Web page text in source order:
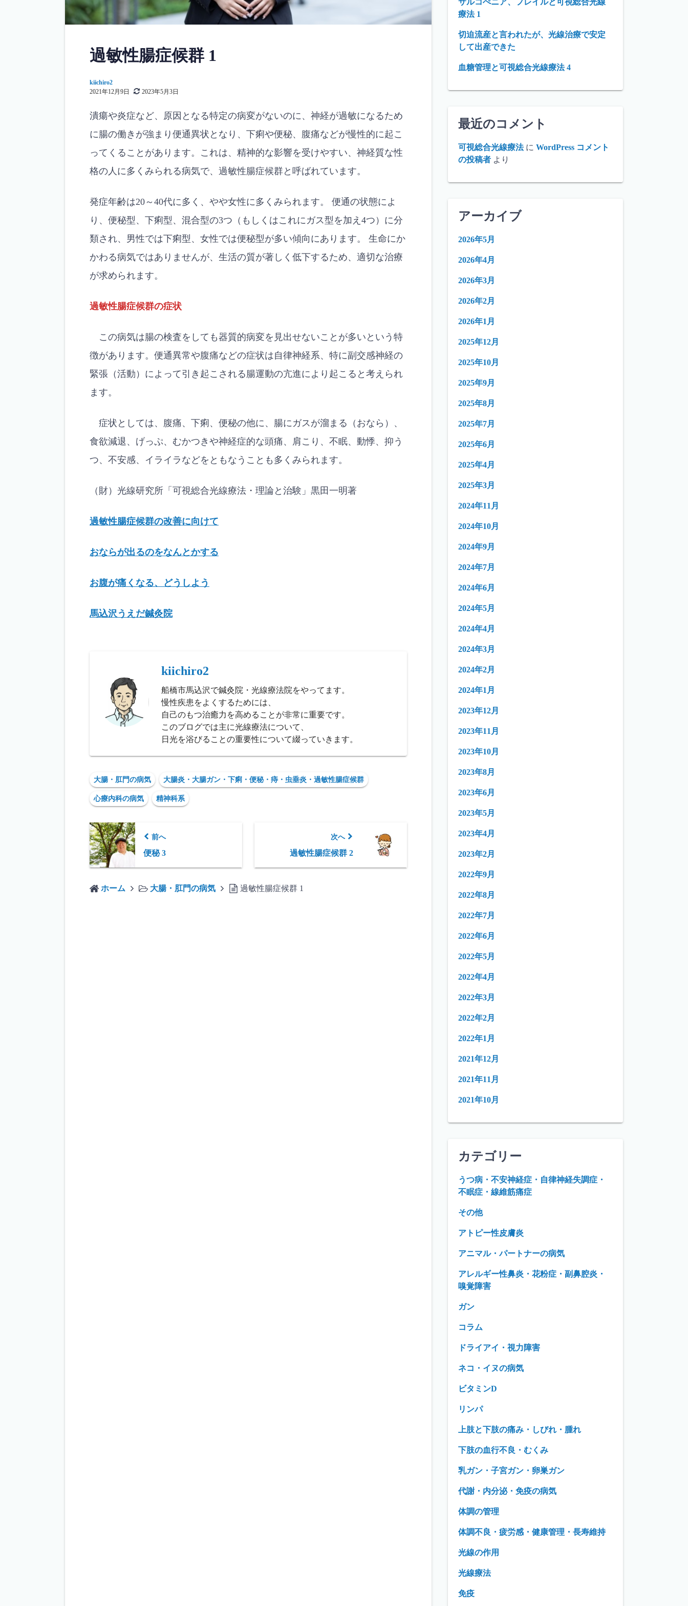
過敏性腸症候群 1
kiichiro2
2021年12月9日
2023年5月3日
潰瘍や炎症など、原因となる特定の病変がないのに、神経が過敏になるため
に腸の働きが強まり便通異状となり、下痢や便秘、腹痛などが慢性的に起こ
ってくることがあります。これは、精神的な影響を受けやすい、神経質な性
格の人に多くみられる病気で、過敏性腸症候群と呼ばれています。
発症年齢は20～40代に多く、やや女性に多くみられます。 便通の状態によ
り、便秘型、下痢型、混合型の3つ（もしくはこれにガス型を加え4つ）に分
類され、男性では下痢型、女性では便秘型が多い傾向にあります。 生命にか
かわる病気ではありませんが、生活の質が著しく低下するため、適切な治療
が求められます。
過敏性腸症候群の症状
この病気は腸の検査をしても器質的病変を見出せないことが多いという特
徴があります。便通異常や腹痛などの症状は自律神経系、特に副交感神経の
緊張（活動）によって引き起こされる腸運動の亢進により起こると考えられ
ます。
症状としては、腹痛、下痢、便秘の他に、腸にガスが溜まる（おなら）、
食欲減退、げっぷ、むかつきや神経症的な頭痛、肩こり、不眠、動悸、抑う
つ、不安感、イライラなどをともなうことも多くみられます。
（財）光線研究所「可視総合光線療法・理論と治験」黒田一明著
過敏性腸症候群の改善に向けて
おならが出るのをなんとかする
お腹が痛くなる、どうしよう
馬込沢うえだ鍼灸院
kiichiro2
船橋市馬込沢で鍼灸院・光線療法院をやってます。
慢性疾患をよくするためには、
自己のもつ治癒力を高めることが非常に重要です。
このブログでは主に光線療法について、
日光を浴びることの重要性について綴っていきます。
大腸・肛門の病気 大腸炎・大腸ガン・下痢・便秘・痔・虫垂炎・過敏性腸症候群
心療内科の病気 精神科系
前へ
便秘 3
次へ
過敏性腸症候群 2
ホーム 大腸・肛門の病気 過敏性腸症候群 1
サルコぺニア、フレイルと可視総合光線
療法 1
切迫流産と言われたが、光線治療で安定
して出産できた
血糖管理と可視総合光線療法 4
最近のコメント
可視総合光線療法に WordPress コメント
の投稿者 より
アーカイブ
2026年5月
2026年4月
2026年3月
2026年2月
2026年1月
2025年12月
2025年10月
2025年9月
2025年8月
2025年7月
2025年6月
2025年4月
2025年3月
2024年11月
2024年10月
2024年9月
2024年7月
2024年6月
2024年5月
2024年4月
2024年3月
2024年2月
2024年1月
2023年12月
2023年11月
2023年10月
2023年8月
2023年6月
2023年5月
2023年4月
2023年2月
2022年9月
2022年8月
2022年7月
2022年6月
2022年5月
2022年4月
2022年3月
2022年2月
2022年1月
2021年12月
2021年11月
2021年10月
カテゴリー
うつ病・不安神経症・自律神経失調症・
不眠症・線維筋痛症
その他
アトピー性皮膚炎
アニマル・パートナーの病気
アレルギー性鼻炎・花粉症・副鼻腔炎・
嗅覚障害
ガン
コラム
ドライアイ・視力障害
ネコ・イヌの病気
ビタミンD
リンパ
上肢と下肢の痛み・しびれ・腫れ
下肢の血行不良・むくみ
乳ガン・子宮ガン・卵巣ガン
代謝・内分泌・免疫の病気
体調の管理
体調不良・疲労感・健康管理・長寿維持
光線の作用
光線療法
免疫